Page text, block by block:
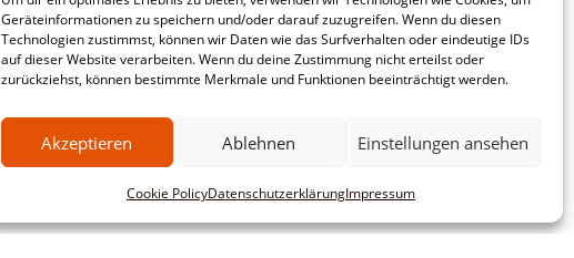
Geräteinformationen zu speichern und/oder darauf zuzugreifen. Wenn du diesen
Technologien zustimmst, können wir Daten wie das Surfverhalten oder eindeutige IDs
auf dieser Website verarbeiten. Wenn du deine Zustimmung nicht erteilst oder
zurückziehst, können bestimmte Merkmale und Funktionen beeinträchtigt werden.
Akzeptieren Ablehnen Einstellungen ansehen
Cookie PolicyDatenschutzerklärungImpressum